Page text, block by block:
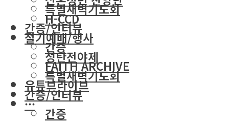
특별새벽기도회
간증/인터뷰
간증
FAITH ARCHIVE
유튜브라이브
···
H-CCD
절기예배/행사
성탄전야제
특별새벽기도회
간증/인터뷰
간증